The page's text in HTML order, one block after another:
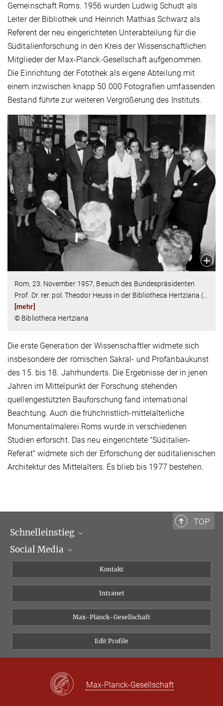
Gemeinschaft Roms. 1956 wurden Ludwig Schudt als
Leiter der Bibliothek und Heinrich Mathias Schwarz als
Referent der neu eingerichteten Unterabteilung für die
Süditalienforschung in den Kreis der Wissenschaftlichen
Mitglieder der Max-Planck-Gesellschaft aufgenommen.
Die Einrichtung der Fotothek als eigene Abteilung mit
einem inzwischen knapp 50.000 Fotografien umfassenden
Bestand führte zur weiteren Vergrößerung des Instituts.
Rom, 23. November 1957, Besuch des Bundespräsidenten
Prof. Dr. rer. pol. Theodor Heuss in der Bibliotheca Hertziana (…
[mehr]
© Bibliotheca Hertziana
Die erste Generation der Wissenschaftler widmete sich
insbesondere der römischen Sakral- und Profanbaukunst
des 15. bis 18. Jahrhunderts. Die Ergebnisse der in jenen
Jahren im Mittelpunkt der Forschung stehenden
quellengestützten Bauforschung fand international
Beachtung. Auch die frühchristlich-mittelalterliche
Monumentalmalerei Roms wurde in verschiedenen
Studien erforscht. Das neu eingerichtete "Süditalien-
Referat" widmete sich der Erforschung der süditalienischen
Architektur des Mittelalters. Es blieb bis 1977 bestehen.
TOP
Schnelleinstieg
Wissenschaftliche Abteilungen
Social Media
Instagram
Bluesky
Vimeo
Newsletter
Kontakt
Intranet
Max-Planck-Gesellschaft
Edit Profile
Max-Planck-Gesellschaft